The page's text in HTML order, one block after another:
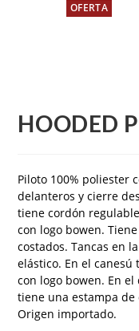
OFERTA
HOODED
Piloto 100% poliester
delanteros y cierre
tiene cordón
con logo bowen.
costados. Tancas en
elástico. En el
con logo bowen. En
tiene una estampa
Origen importado.